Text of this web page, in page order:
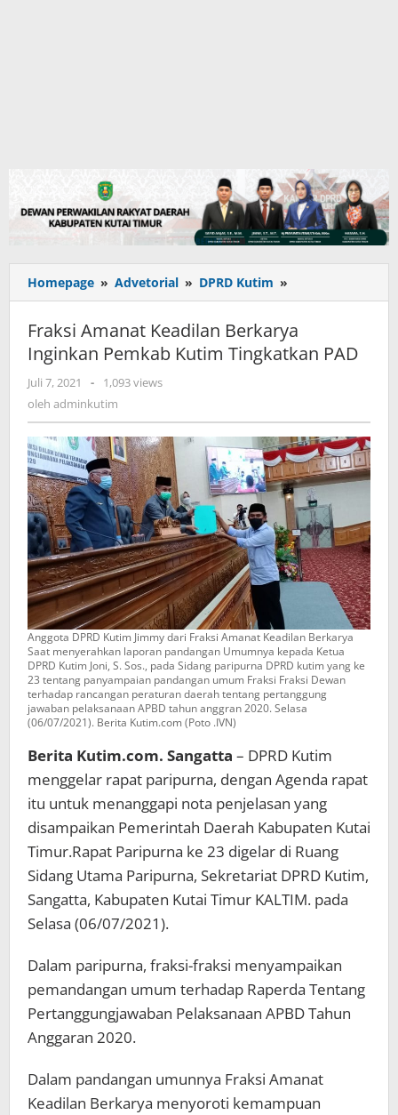
Homepage » Advetorial » DPRD Kutim »
Amanat
Berkarya
Inginkan
Fraksi Amanat Keadilan Berkarya
Inginkan Pemkab Kutim Tingkatkan PAD
Juli 7, 2021
oleh
adminkutim
-
1,093 views
oleh adminkutim
Anggota DPRD Kutim Jimmy dari Fraksi Amanat Keadilan Berkarya
Saat menyerahkan laporan pandangan Umumnya kepada Ketua
DPRD Kutim Joni, S. Sos., pada Sidang paripurna DPRD kutim yang ke
23 tentang panyampaian pandangan umum Fraksi Fraksi Dewan
terhadap rancangan peraturan daerah tentang pertanggung
jawaban pelaksanaan APBD tahun anggran 2020. Selasa
(06/07/2021). Berita Kutim.com (Poto .IVN)
Berita Kutim.com. Sangatta – DPRD Kutim
menggelar rapat paripurna, dengan Agenda rapat
itu untuk menanggapi nota penjelasan yang
disampaikan Pemerintah Daerah Kabupaten Kutai
Timur.Rapat Paripurna ke 23 digelar di Ruang
Sidang Utama Paripurna, Sekretariat DPRD Kutim,
Sangatta, Kabupaten Kutai Timur KALTIM. pada
Selasa (06/07/2021).
Dalam paripurna, fraksi-fraksi menyampaikan
pemandangan umum terhadap Raperda Tentang
Pertanggungjawaban Pelaksanaan APBD Tahun
Anggaran 2020.
Dalam pandangan umunnya Fraksi Amanat
Keadilan Berkarya menyoroti kemampuan